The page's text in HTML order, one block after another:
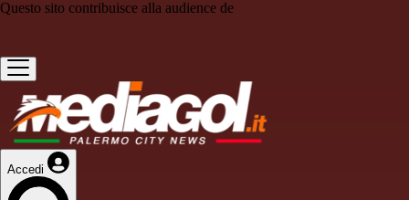
Questo sito contribuisce alla audience de
Accedi